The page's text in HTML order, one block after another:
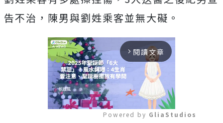
告不治，陳男與劉姓乘客並無大礙。
arrow_forward_ios 閱讀文章
Powered by GliaStudios